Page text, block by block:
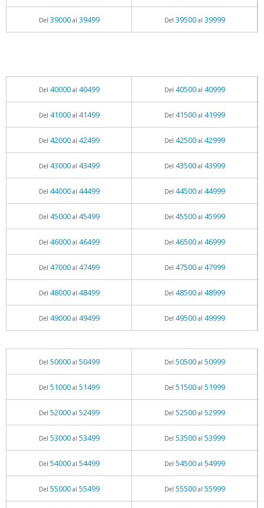
Del 39000al 39499 Del 39500al 39999
Del 40000al 40499 Del 40500al 40999
Del 41000al 41499 Del 41500al 41999
Del 42000al 42499 Del 42500al 42999
Del 43000al 43499 Del 43500al 43999
Del 44000al 44499 Del 44500al 44999
Del 45000al 45499 Del 45500al 45999
Del 46000al 46499 Del 46500al 46999
Del 47000al 47499 Del 47500al 47999
Del 48000al 48499 Del 48500al 48999
Del 49000al 49499 Del 49500al 49999
Del 50000al 50499 Del 50500al 50999
Del 51000al 51499 Del 51500al 51999
Del 52000al 52499 Del 52500al 52999
Del 53000al 53499 Del 53500al 53999
Del 54000al 54499 Del 54500al 54999
Del 55000al 55499 Del 55500al 55999